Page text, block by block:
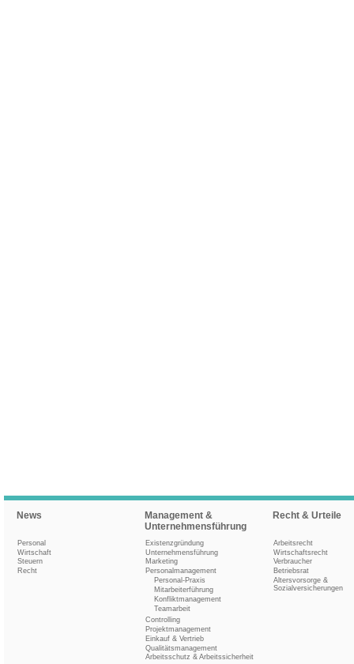
News
Personal
Wirtschaft
Steuern
Recht
Management &
Unternehmensführung
Existenzgründung
Unternehmensführung
Marketing
Personalmanagement
Personal-Praxis
Mitarbeiterführung
Konfliktmanagement
Teamarbeit
Controlling
Projektmanagement
Einkauf & Vertrieb
Qualitätsmanagement
Arbeitsschutz & Arbeitssicherheit
Recht & Urteile
Arbeitsrecht
Wirtschaftsrecht
Verbraucher
Betriebsrat
Altersvorsorge &
Sozialversicherungen